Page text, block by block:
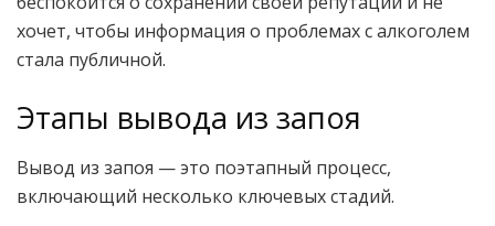
хочет, чтобы информация о проблемах с алкоголем
стала публичной.
Этапы вывода из запоя
Вывод из запоя — это поэтапный процесс,
включающий несколько ключевых стадий.